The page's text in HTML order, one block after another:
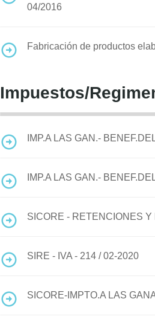
04/2016
Fabricación de productos
Impuestos/
IMP.A LAS GAN.-
IMP.A LAS GAN.-
SICORE - RETENCIONES
SIRE - IVA - 214 /02-2020
SICORE-IMPTO.A LAS